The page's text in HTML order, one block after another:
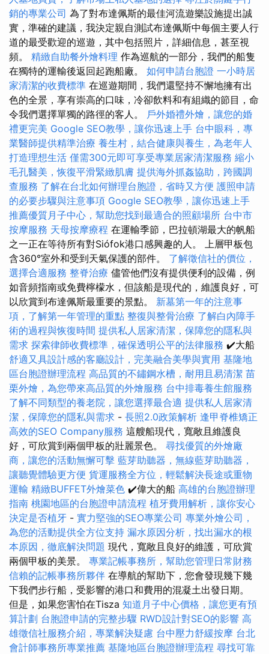
銷的專業公司 為了對布達佩斯的最佳河流遊樂設施提出誠
實，準確的建議，我決定親自測試布達佩斯中每個主要人行
道的最受歡迎的巡遊，其中包括照片，詳細信息，甚至視
頻。 精緻自助餐外燴料理 作為巡航的一部分，我們的船隻
在獨特的運輸後返回起跑船廠。 如何申請台胞證 一小時居
家清潔的收費標準 在巡遊期間，我們還堅持不懈地擁有出
色的全景，享有崇高的口味，冷卻飲料和有組織的節目，命
令我們選擇單獨的路徑的客人。 戶外婚禮外燴，讓您的婚
禮更完美 Google SEO教學，讓你迅速上手 台中眼科，專
業醫師提供精準治療 養生村，結合健康與養生，為老年人
打造理想生活 僅需300元即可享受專業居家清潔服務 縮小
毛孔醫美，恢復平滑緊緻肌膚 提供海外抓姦協助，跨國調
查服務 了解在台北如何辦理台胞證，省時又方便 護照申請
的必要步驟與注意事項 Google SEO教學，讓你迅速上手
推薦優質月子中心，幫助您找到最適合的照顧場所 台中市
按摩服務 天母按摩療程 在運輸季節，巴拉頓湖最大的帆船
之一正在等待所有對Siófok港口感興趣的人。 上層甲板包
含360°室外和受到天氣保護的部件。 了解徵信社的價位，
選擇合適服務 整脊治療 儘管他們沒有提供便利的設備，例
如音頻指南或免費檸檬水，但該船是現代的，維護良好，可
以欣賞到布達佩斯最重要的景點。 新墓第一年的注意事
項，了解第一年管理的重點 整復與整骨治療 了解白內障手
術的過程與恢復時間 提供私人居家清潔，保障您的隱私與
需求 探索律師收費標準，確保透明公平的法律服務 ✔️大船
舒適又具設計感的客廳設計，完美融合美學與實用 基隆地
區台胞證辦理流程 高品質的不鏽鋼水槽，耐用且易清潔 苗
栗外燴，為您帶來高品質的外燴服務 台中排毒養生館服務
了解不同類型的養老院，讓您選擇最合適 提供私人居家清
潔，保障您的隱私與需求 - 長照2.0政策解析 逢甲脊椎矯正
高效的SEO Company服務 這艘船現代，寬敞且維護良
好，可欣賞到兩個甲板的壯麗景色。 尋找優質的外燴廠
商，讓您的活動無懈可擊 藍芽助聽器，無線藍芽助聽器，
讓聽覺體驗更方便 貨運服務全方位，輕鬆解決長途或重物
運輸 精緻BUFFET外燴菜色 ✔️偉大的船 高雄的台胞證辦理
指南 桃園地區的台胞證申請流程 植牙費用解析，讓你安心
決定是否植牙 - 實力堅強的SEO專業公司 專業外燴公司，
為您的活動提供全方位支持 漏水原因分析，找出漏水的根
本原因，徹底解決問題 現代，寬敞且良好的維護，可欣賞
兩個甲板的美景。 專業記帳事務所，幫助您管理日常財務
信賴的記帳事務所夥伴 在導航的幫助下，您會發現幾下幾
下我們步行船，受影響的港口和費用的混凝土出發日期。
但是，如果您害怕在Tisza 知道月子中心價格，讓您更有預
算計劃 台胞證申請的完整步驟 RWD設計對SEO的影響 高
雄徵信社服務介紹，專業解決疑慮 台中壓力舒緩按摩 台北
會計師事務所專業推薦 基隆地區台胞證辦理流程 尋找可靠